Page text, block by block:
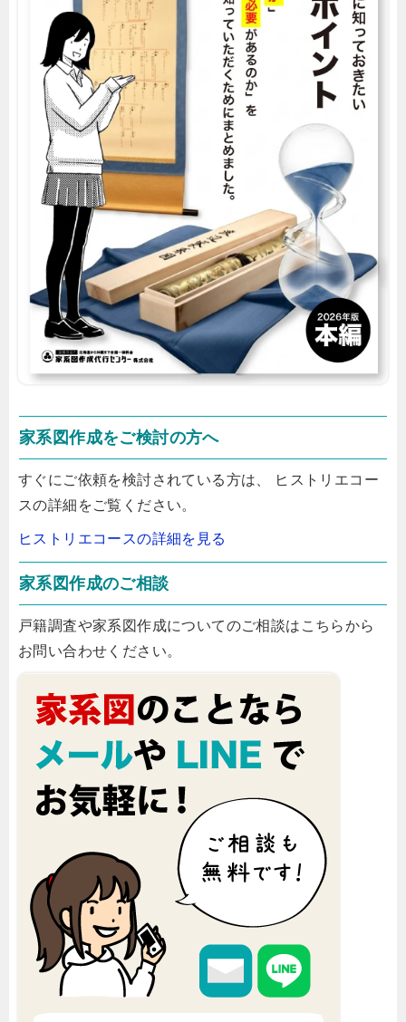
家系図作成をご検討の方へ
すぐにご依頼を検討されている方は、 ヒストリエコー
スの詳細をご覧ください。
ヒストリエコースの詳細を見る
家系図作成のご相談
戸籍調査や家系図作成についてのご相談はこちらから
お問い合わせください。